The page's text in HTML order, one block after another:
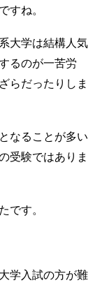
すね。
大学は結構人気
るのが一苦労
らだったりしま
なることが多い
受験ではありま
です。
学入試の方が難